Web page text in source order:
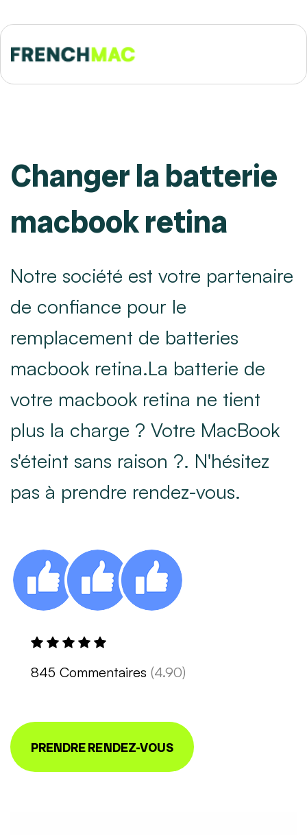
Changer la batterie
macbook retina
Notre société est votre partenaire
de confiance pour le
remplacement de batteries
macbook retina.La batterie de
votre macbook retina ne tient
plus la charge ? Votre MacBook
s'éteint sans raison ?. N'hésitez
pas à prendre rendez-vous.
845 Commentaires (4.90)
PRENDRE RENDEZ-VOUS